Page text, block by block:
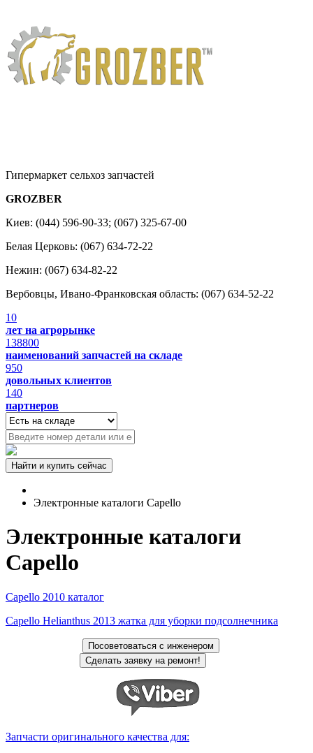
Гипермаркет сельхоз запчастей
GROZBER
Киев: (044) 596-90-33; (067) 325-67-00
Белая Церковь: (067) 634-72-22
Нежин: (067) 634-82-22
Вербовцы, Ивано-Франковская область: (067) 634-52-22
10
лет на агрорынке
138800
наименований запчастей на складе
950
довольных клиентов
140
партнеров
Электронные каталоги Capello
Электронные каталоги
Capello
Capello 2010 каталог
Capello Helianthus 2013 жатка для уборки подсолнечника
Запчасти оригинального качества для: